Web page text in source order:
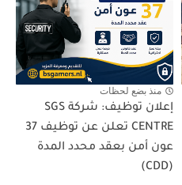
منذ بضع لحظات
إعلان توظيف: شركة SGS
CENTRE تعلن عن توظيف 37
عون أمن بعقد محدد المدة
(CDD)